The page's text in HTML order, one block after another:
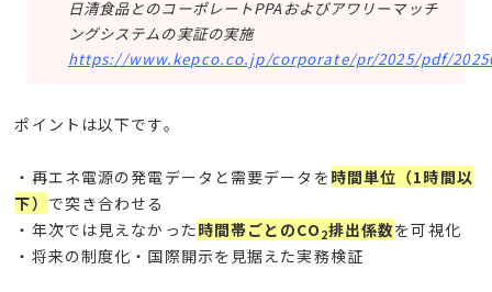
日清食品とのコーポレートPPAおよびアワリーマッチ
ングシステムの実証の実施
https://www.kepco.co.jp/corporate/pr/2025/pdf/
ポイントは以下です。
・再エネ電源の発電データと需要データを時間単位（1時間以
下） で突き合わせる
・年次では見えなかった時間帯ごとのCO 2排出係数を可視化
・将来の制度化・国際開示を見据えた実務検証